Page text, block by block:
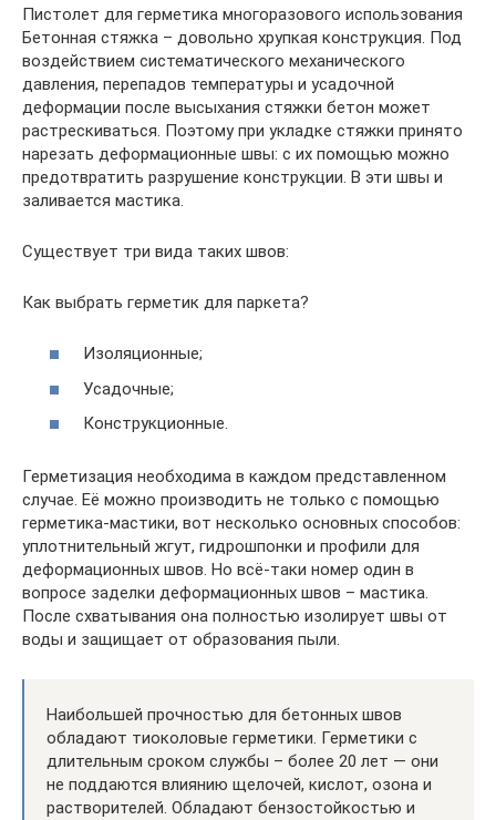
Пистолет для герметика многоразового использования
Бетонная стяжка – довольно хрупкая конструкция. Под
воздействием систематического механического
давления, перепадов температуры и усадочной
деформации после высыхания стяжки бетон может
растрескиваться. Поэтому при укладке стяжки принято
нарезать деформационные швы: с их помощью можно
предотвратить разрушение конструкции. В эти швы и
заливается мастика.
Существует три вида таких швов:
Как выбрать герметик для паркета?
Изоляционные;
Усадочные;
Конструкционные.
Герметизация необходима в каждом представленном
случае. Её можно производить не только с помощью
герметика-мастики, вот несколько основных способов:
уплотнительный жгут, гидрошпонки и профили для
деформационных швов. Но всё-таки номер один в
вопросе заделки деформационных швов – мастика.
После схватывания она полностью изолирует швы от
воды и защищает от образования пыли.
Наибольшей прочностью для бетонных швов
обладают тиоколовые герметики. Герметики с
длительным сроком службы – более 20 лет — они
не поддаются влиянию щелочей, кислот, озона и
растворителей. Обладают бензостойкостью и